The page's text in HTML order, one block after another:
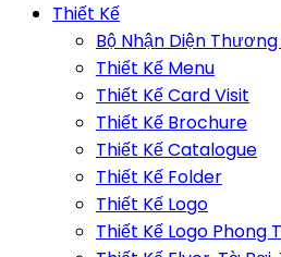
Thiết Kế
Bộ Nhận Diện Thương
Thiết Kế Menu
Thiết Kế Card Visit
Thiết Kế Brochure
Thiết Kế Catalogue
Thiết Kế Folder
Thiết Kế Logo
Thiết Kế Logo Phong